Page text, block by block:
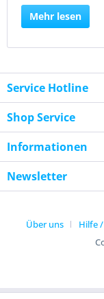
Mehr lesen
Service Hotline
Shop Service
Informationen
Newsletter
Über uns Hilfe